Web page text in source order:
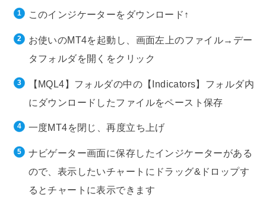
このインジケーターをダウンロード↑
お使いのMT4を起動し、画面左上のファイル→デー
タフォルダを開くをクリック
【MQL4】フォルダの中の【Indicators】フォルダ内
にダウンロードしたファイルをペースト保存
一度MT4を閉じ、再度立ち上げ
ナビゲーター画面に保存したインジケーターがある
ので、表示したいチャートにドラッグ&ドロップす
るとチャートに表示できます